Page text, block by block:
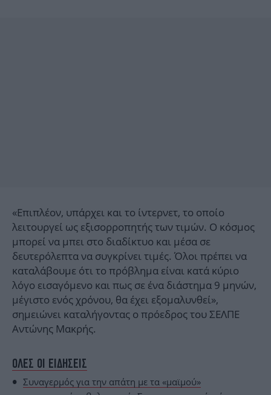
«Επιπλέον, υπάρχει και το ίντερνετ, το οποίο
λειτουργεί ως εξισορροπητής των τιμών. Ο κόσμος
μπορεί να μπει στο διαδίκτυο και μέσα σε
δευτερόλεπτα να συγκρίνει τιμές. Όλοι πρέπει να
καταλάβουμε ότι το πρόβλημα είναι κατά κύριο
λόγο εισαγόμενο και πως σε ένα διάστημα 9 μηνών,
μέγιστο ενός χρόνου, θα έχει εξομαλυνθεί»,
σημειώνει καταλήγοντας ο πρόεδρος του ΣΕΛΠΕ
Αντώνης Μακρής.
ΟΛΕΣ ΟΙ ΕΙΔΗΣΕΙΣ
Συναγερμός για την απάτη με τα «μαϊμού»